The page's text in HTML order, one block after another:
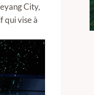
City,
qui vise à